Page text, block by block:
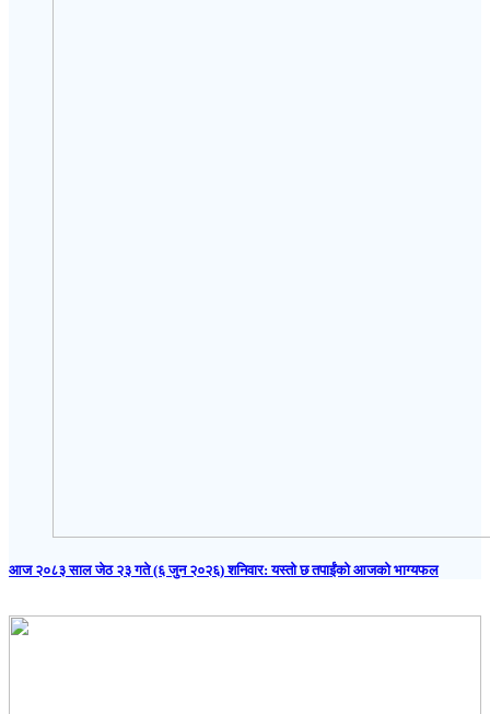
आज २०८३ साल जेठ २३ गते (६ जुन २०२६) शनिवार: यस्तो छ तपाईंको आजको भाग्यफल